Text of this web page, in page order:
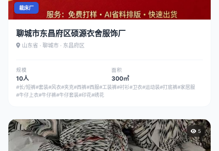
裁床厂
聊城市东昌府区硕源衣舍服饰厂
山东省 · 聊城市 · 东昌府区
规模
10人
面积
300㎡
#长/短裤#套装#风衣#夹克#西裤#西服#工装裤#衬衫#卫衣#运动装#打底裤#家居服
#牛仔上衣#牛仔裤#牛仔套装#印花#绣花
5